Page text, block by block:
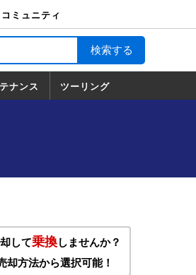
コミュニティ
ナンス ツーリング
して乗換しませんか？
却方法から選択可能！